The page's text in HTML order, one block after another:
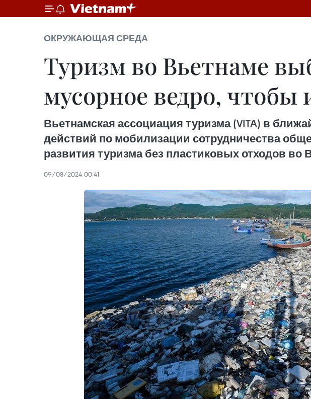
ОКРУЖАЮЩАЯ СРЕДА
Туризм во Вьетнаме
мусорное ведро, чтобы
Вьетнамская ассоциация туризма (VITA) в
действий по мобилизации сотрудничества
развития туризма без пластиковых отходов во
09/08/2024 00:41